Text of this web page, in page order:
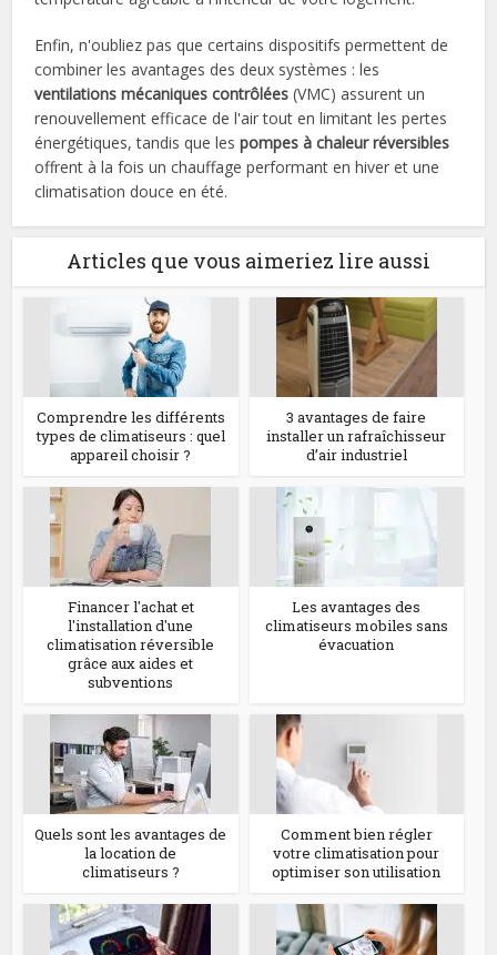
Enfin, n'oubliez pas que certains dispositifs permettent de
combiner les avantages des deux systèmes : les
ventilations mécaniques contrôlées (VMC) assurent un
renouvellement efficace de l'air tout en limitant les pertes
énergétiques, tandis que lespompes à chaleur réversibles
offrent à la fois un chauffage performant en hiver et une
climatisation douce en été.
Articles que vous aimeriez lire aussi
Comprendre les différents
types de climatiseurs : quel
appareil choisir ?
3 avantages de faire
installer un rafraîchisseur
d’air industriel
Financer l'achat et
l'installation d'une
climatisation réversible
grâce aux aides et
subventions
Les avantages des
climatiseurs mobiles sans
évacuation
Quels sont les avantages de
la location de
climatiseurs ?
Comment bien régler
votre climatisation pour
optimiser son utilisation